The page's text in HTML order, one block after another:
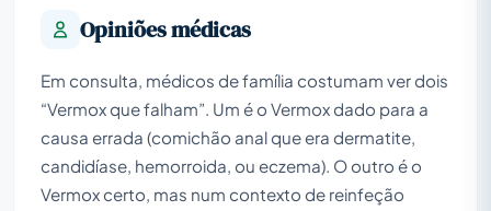
Opiniões médicas
Em consulta, médicos de família costumam ver dois
“Vermox que falham”. Um é o Vermox dado para a
causa errada (comichão anal que era dermatite,
candidíase, hemorroida, ou eczema). O outro é o
Vermox certo, mas num contexto de reinfeção